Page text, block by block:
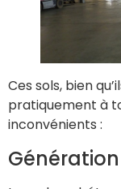
Ces sols, bien
pratiquement à
inconvénients :